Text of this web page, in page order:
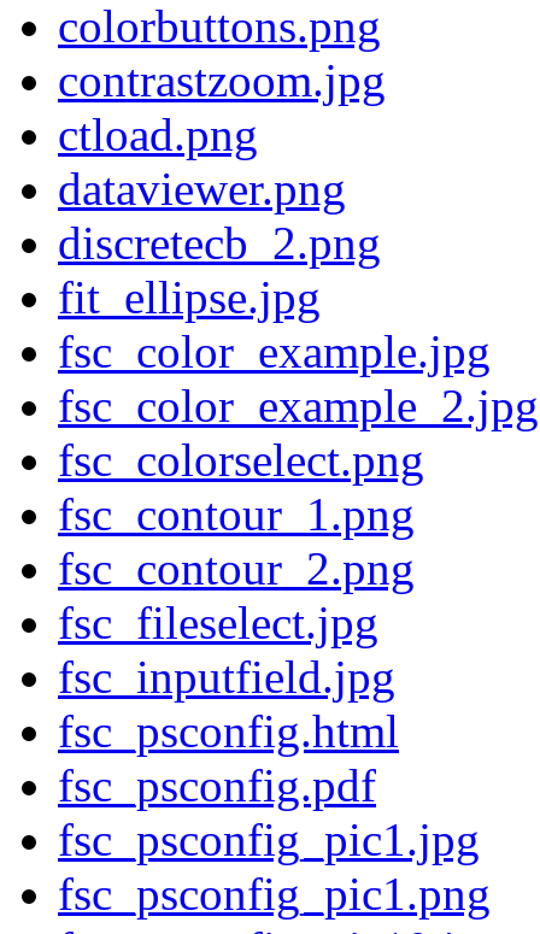
colorbuttons.png
contrastzoom.jpg
ctload.png
dataviewer.png
discretecb_2.png
fit_ellipse.jpg
fsc_color_example.jpg
fsc_color_example_2.jpg
fsc_colorselect.png
fsc_contour_1.png
fsc_contour_2.png
fsc_fileselect.jpg
fsc_inputfield.jpg
fsc_psconfig.html
fsc_psconfig.pdf
fsc_psconfig_pic1.jpg
fsc_psconfig_pic1.png